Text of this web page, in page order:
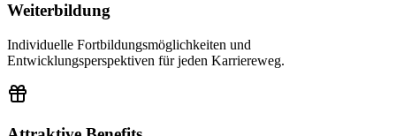
Weiterbildung
Individuelle Fortbildungsmöglichkeiten und
Entwicklungsperspektiven für jeden Karriereweg.